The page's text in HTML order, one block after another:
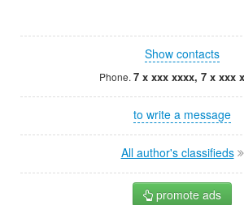
Show contacts
Phone. 7 x xxx xxxx, 7 x xxx
to write a message
All author's classifieds
promote ads